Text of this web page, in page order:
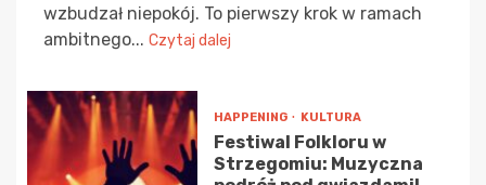
wzbudzał niepokój. To pierwszy krok w ramach
ambitnego... Czytaj dalej
HAPPENING KULTURA
Festiwal Folkloru w
Strzegomiu: Muzyczna